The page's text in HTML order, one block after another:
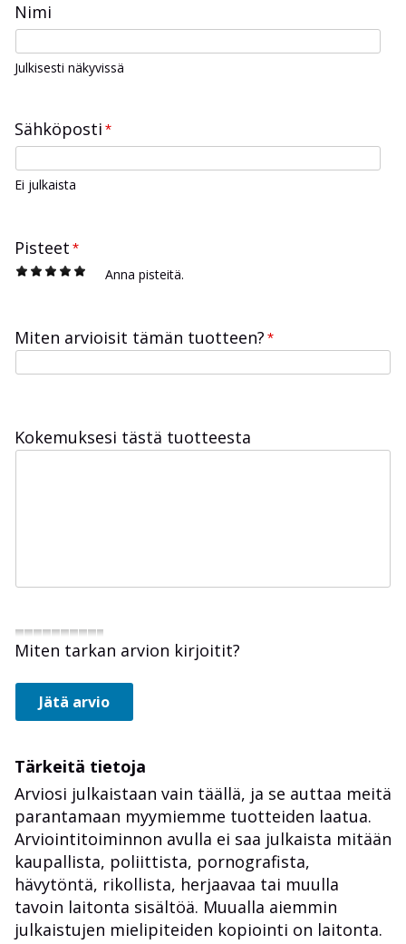
Nimi
Julkisesti näkyvissä
Sähköposti *
Ei julkaista
Pisteet *
1 2 3 4 5 Anna pisteitä.
Miten arvioisit tämän tuotteen? *
Kokemuksesi tästä tuotteesta
Miten tarkan arvion kirjoitit?
Jätä arvio
Tärkeitä tietoja
Arviosi julkaistaan vain täällä, ja se auttaa meitä
parantamaan myymiemme tuotteiden laatua.
Arviointitoiminnon avulla ei saa julkaista mitään
kaupallista, poliittista, pornografista,
hävytöntä, rikollista, herjaavaa tai muulla
tavoin laitonta sisältöä. Muualla aiemmin
julkaistujen mielipiteiden kopiointi on laitonta.